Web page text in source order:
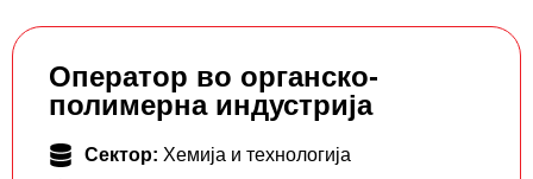
Оператор во органско-
полимерна индустрија
Сектор: Хемија и технологија